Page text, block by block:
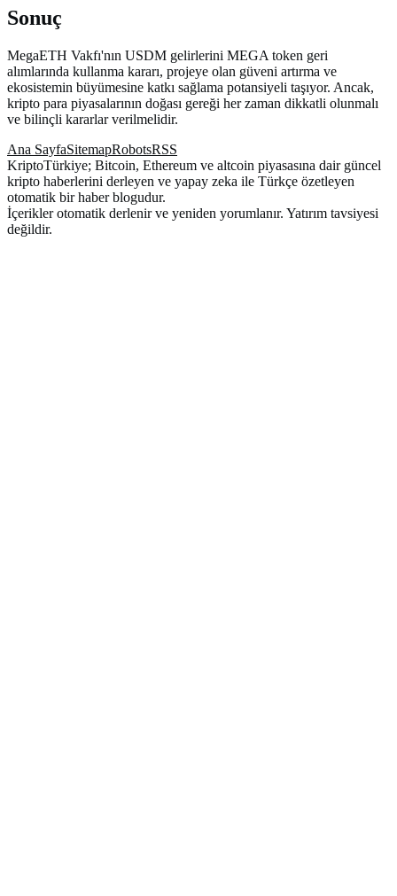
Sonuç
MegaETH Vakfı'nın USDM gelirlerini MEGA token geri
alımlarında kullanma kararı, projeye olan güveni artırma ve
ekosistemin büyümesine katkı sağlama potansiyeli taşıyor. Ancak,
kripto para piyasalarının doğası gereği her zaman dikkatli olunmalı
ve bilinçli kararlar verilmelidir.
Ana SayfaSitemapRobotsRSS
KriptoTürkiye; Bitcoin, Ethereum ve altcoin piyasasına dair güncel
kripto haberlerini derleyen ve yapay zeka ile Türkçe özetleyen
otomatik bir haber blogudur.
İçerikler otomatik derlenir ve yeniden yorumlanır. Yatırım tavsiyesi
değildir.